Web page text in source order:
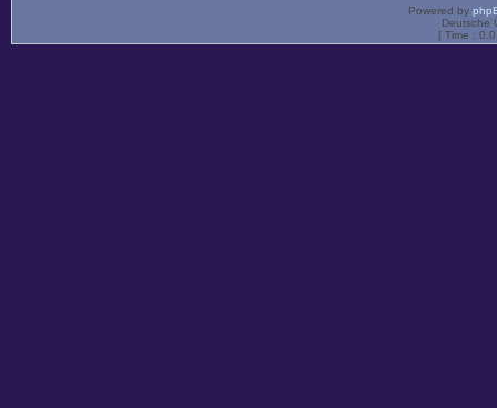
Powered by
Deutsche
[ Time :